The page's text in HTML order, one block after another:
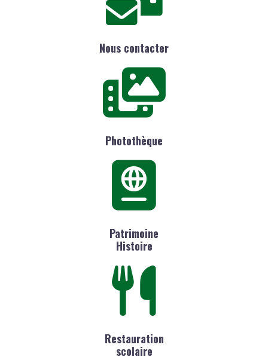
Nous contacter
Photothèque
Patrimoine
Histoire
Restauration
scolaire